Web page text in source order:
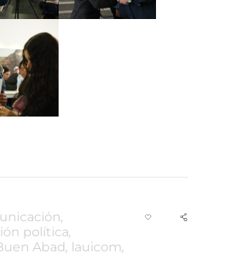
política
Abad lauicom